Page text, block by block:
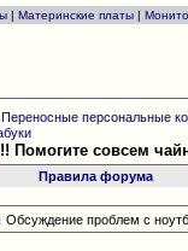
| Материнские платы |
Переносные персональные
Помогите совсем
Правила форума
Обсуждение проблем с